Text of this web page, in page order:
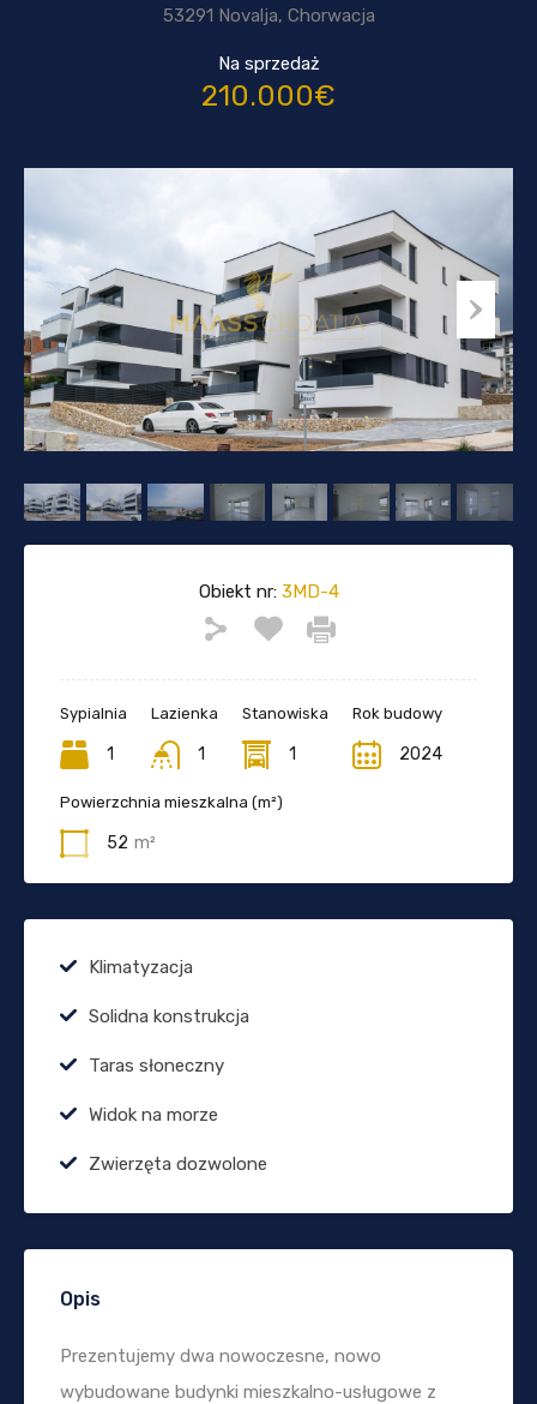
53291 Novalja, Chorwacja
Na sprzedaż
210.000€
Obiekt nr:3MD-4
Sypialnia
1
Lazienka
1
Stanowiska
1
Rok budowy
2024
Powierzchnia mieszkalna (m²)
52 m²
Klimatyzacja
Solidna konstrukcja
Taras słoneczny
Widok na morze
Zwierzęta dozwolone
Opis
Prezentujemy dwa nowoczesne, nowo
wybudowane budynki mieszkalno-usługowe z